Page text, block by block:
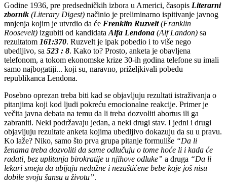
Godine 1936, pre predsedničkih izbora u Americi, časopis Literarni
zbornik (Literary Digest) načinio je preliminarno ispitivanje javnog
mnjenja kojim je utvrdio da će Frenklin Ruzvelt(Franklin
Roosevelt) izgubiti od kandidata Alfa Lendona (Alf Landon) sa
rezultatom 161:370. Ruzvelt je ipak pobedio i to više nego
ubedljivo, sa 523 : 8. Kako to? Prosto, anketa je obavljena
telefonom, a tokom ekonomske krize 30-ih godina telefone su imali
samo najbogatiji... koji su, naravno, priželjkivali pobedu
republikanca Lendona.
Posebno oprezan treba biti kad se objavljuju rezultati istraživanja o
pitanjima koji kod ljudi pokreću emocionalne reakcije. Primer je
večita javna debata na temu da li treba dozvoliti abortus ili ga
zabraniti. Neki podržavaju jedan, a neki drugi stav. I jedni i drugi
objavljuju rezultate anketa kojima ubedljivo dokazuju da su u pravu.
Ko laže? Niko, samo što prva grupa pitanje formuliše “Da li
ženama treba dozvoliti da same odlučuju o tome hoće li i kada će
rađati, bez uplitanja birokratije u njihove odluke” a druga “Da li
lekari smeju da ubijaju nedužne i nezaštićene bebe koje još nisu
dobile svoju šansu u životu”.